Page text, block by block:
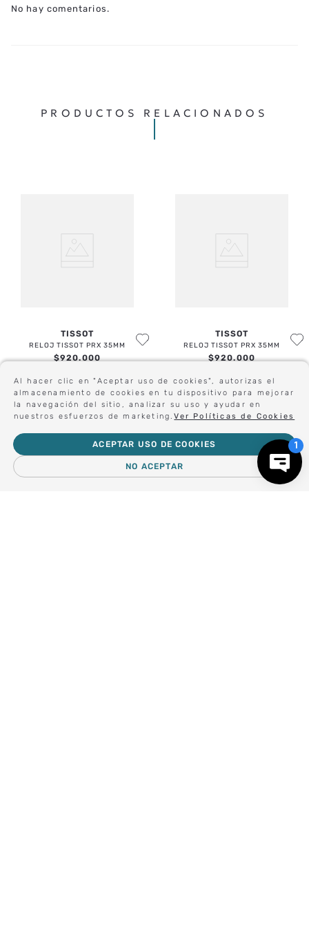
Al hacer clic en "Aceptar uso de cookies", autorizas el
almacenamiento de cookies en tu dispositivo para mejorar
la navegación del sitio, analizar su uso y ayudar en
nuestros esfuerzos de marketing.Ver Políticas de Cookies
NO ACEPTAR
ACEPTAR USO DE COOKIES
TU UBICACIÓN
No hay comentarios.
PRODUCTOS RELACIONADOS
TISSOT
RELOJ TISSOT PRX 35MM
$920.000
TISSOT
RELOJ TISSOT PRX 35MM
$920.000
Sé el primero en conocer nuestras novedades:
Forma parte de nuestros clientes exclusivos.